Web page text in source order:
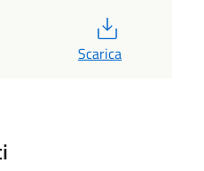
Scarica